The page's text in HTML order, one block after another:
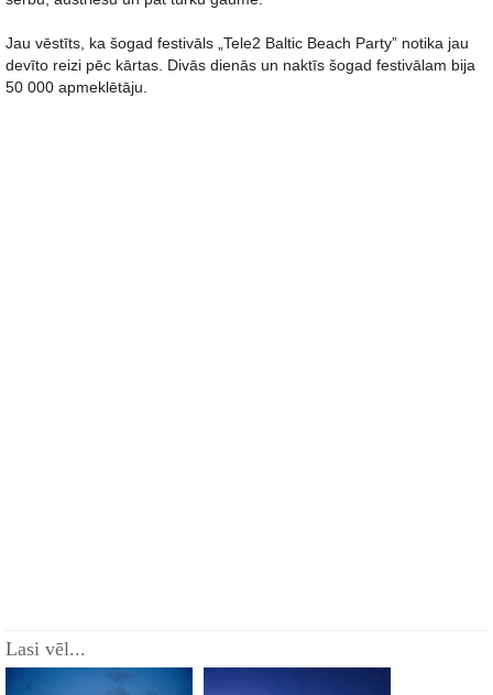
Jau vēstīts, ka šogad festivāls „Tele2 Baltic Beach Party” notika jau
devīto reizi pēc kārtas. Divās dienās un naktīs šogad festivālam bija
50 000 apmeklētāju.
Lasi vēl...